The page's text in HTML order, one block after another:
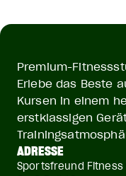
Premium-
Erlebe das Beste
Kursen in einem
erstklassigen
ADRESSE
Sportsfreund Fitness